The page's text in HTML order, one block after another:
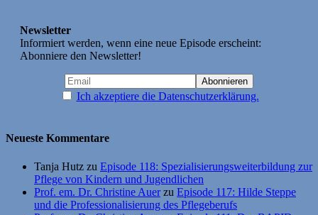
Newsletter
Informiert werden, wenn eine neue Episode erscheint:
Abonniere den Newsletter!
Ich akzeptiere die Datenschutzerklärung.
Neueste Kommentare
Tanja Hutz zu Episode 118: Spezialisierungsweiterbildung zur
Pflege von Kindern und Jugendlichen
Prof. em. Dr. Christine Auerzu Episode 117: Hilde Steppe
und die Professionalisierung des Pflegeberufs